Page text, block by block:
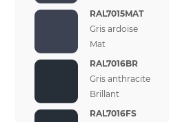
RAL7015MAT
Gris ardoise
Mat
RAL7016BR
Gris anthracite
Brillant
RAL7016FS